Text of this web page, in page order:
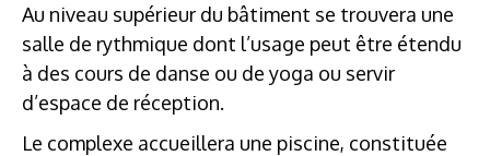
Au niveau supérieur du bâtiment se trouvera une
salle de rythmique dont l’usage peut être étendu
à des cours de danse ou de yoga ou servir
d’espace de réception.
Le complexe accueillera une piscine, constituée